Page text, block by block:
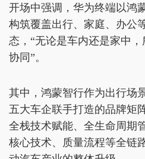
开场中强调，华为终端以鸿
构筑覆盖出行、家庭、办公
态，“无论是车内还是家中
协同”。
其中，鸿蒙智行作为出行场
五大车企联手打造的品牌矩
全栈技术赋能、全生命周期
核心技术、质量流程等全链